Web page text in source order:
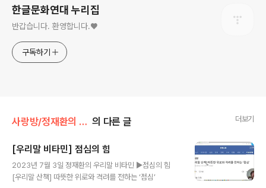
한글문화연대 누리집
반갑습니다. 환영합니다.♥
구독하기
사랑방/정재환의 우리말 비타민 의 다른 글 더보기
[우리말 비타민] 점심의 힘
2023년 7월 3일 정재환의 우리말 비타민 ▶점심의 힘
[우리말 산책] 따뜻한 위로와 격려를 전하는 ‘점심’